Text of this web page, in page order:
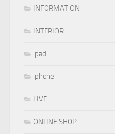
INFORMATION
INTERIOR
ipad
iphone
LIVE
ONLINE SHOP